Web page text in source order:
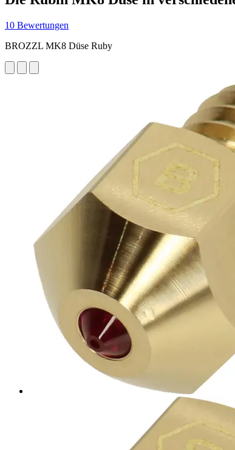
10 Bewertungen
BROZZL MK8 Düse Ruby